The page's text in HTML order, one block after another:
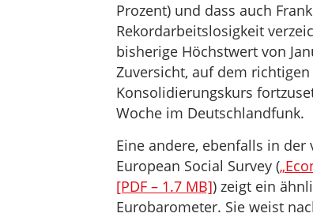
Prozent) und dass auch
Rekordarbeitslosigkeit
bisherige Höchstwert von
Zuversicht, auf dem
Konsolidierungskurs
Woche im Deutschlandfunk.
Eine andere, ebenfalls in
European Social Survey (
[PDF – 1.7 MB]) zeigt ein
Eurobarometer. Sie weist